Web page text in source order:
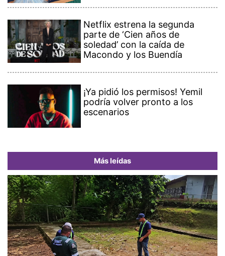
Netflix estrena la segunda
parte de ‘Cien años de
soledad’ con la caída de
Macondo y los Buendía
¡Ya pidió los permisos! Yemil
podría volver pronto a los
escenarios
Más leídas